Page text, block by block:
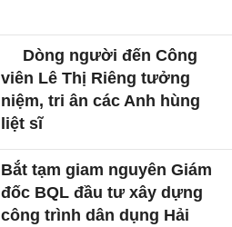
Dòng người đến Công
viên Lê Thị Riêng tưởng
niệm, tri ân các Anh hùng
liệt sĩ
Bắt tạm giam nguyên Giám
đốc BQL đầu tư xây dựng
công trình dân dụng Hải